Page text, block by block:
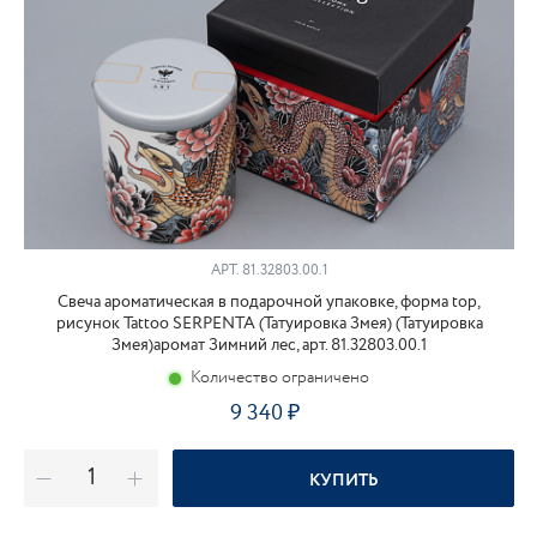
АРТ.81.32803.00.1
Свеча ароматическая в подарочной упаковке, форма top,
рисунок Tattoo SERPENTA (Татуировка Змея) (Татуировка
Змея)аромат Зимний лес, арт. 81.32803.00.1
Количество ограничено
9 340
КУПИТЬ